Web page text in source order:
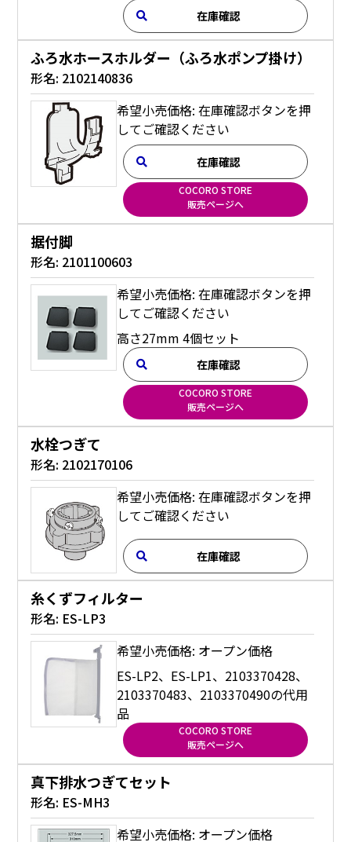
在庫確認
ふろ水ホースホルダー（ふろ水ポンプ掛け）
形名: 2102140836
希望小売価格: 在庫確認ボタンを押
してご確認ください
在庫確認
COCORO STORE
販売ページへ
据付脚
形名: 2101100603
希望小売価格: 在庫確認ボタンを押
してご確認ください
高さ27mm 4個セット
在庫確認
COCORO STORE
販売ページへ
水栓つぎて
形名: 2102170106
希望小売価格: 在庫確認ボタンを押
してご確認ください
在庫確認
糸くずフィルター
形名: ES-LP3
希望小売価格: オープン価格
ES-LP2、ES-LP1、2103370428、
2103370483、2103370490の代用
品
COCORO STORE
販売ページへ
真下排水つぎてセット
形名: ES-MH3
希望小売価格: オープン価格